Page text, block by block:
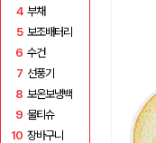
4 부채
5 보조배터리
6 수건
7 선풍기
8 보온보냉백
9 물티슈
10 장바구니